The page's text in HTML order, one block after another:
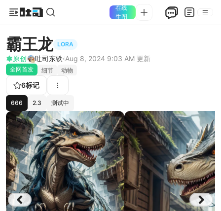
在线
生图
霸王龙 LORA
原创 吐司东铁·Aug 8, 2024 9:03 AM 更新
全网首发 细节 动物
6标记
666 2.3 测试中